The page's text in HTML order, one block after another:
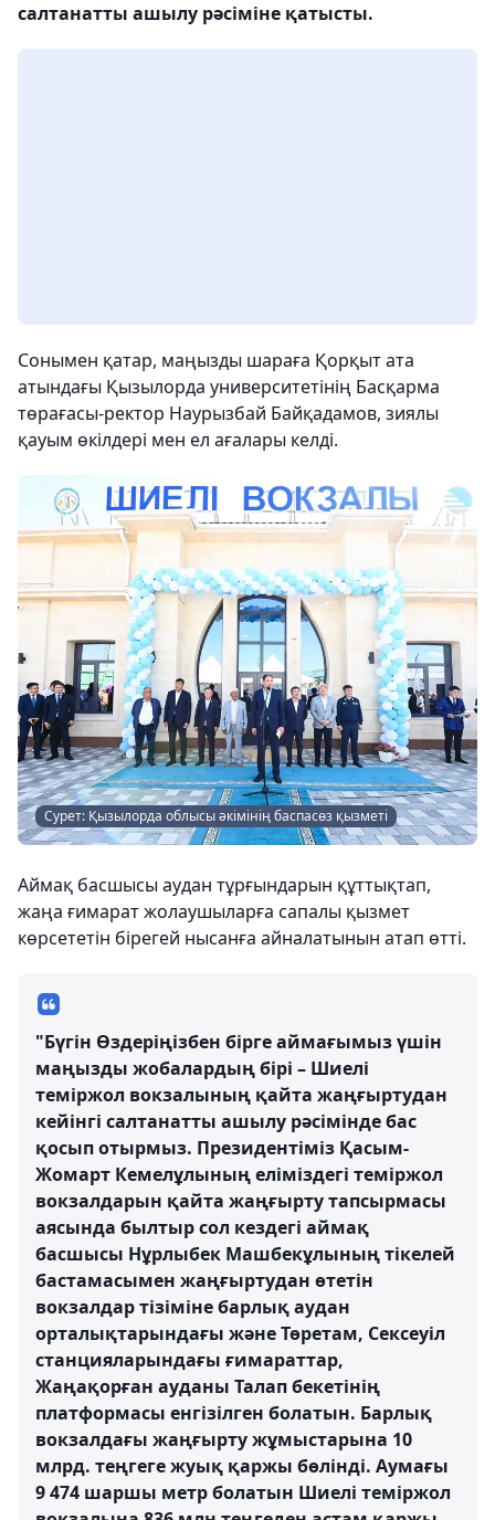
салтанатты ашылу рәсіміне қатысты.
Сонымен қатар, маңызды шараға Қорқыт ата
атындағы Қызылорда университетінің Басқарма
төрағасы-ректор Наурызбай Байқадамов, зиялы
қауым өкілдері мен ел ағалары келді.
Сурет: Қызылорда облысы әкімінің баспасөз қызметі
Аймақ басшысы аудан тұрғындарын құттықтап,
жаңа ғимарат жолаушыларға сапалы қызмет
көрсететін бірегей нысанға айналатынын атап өтті.
"Бүгін Өздеріңізбен бірге аймағымыз үшін
маңызды жобалардың бірі – Шиелі
теміржол вокзалының қайта жаңғыртудан
кейінгі салтанатты ашылу рәсімінде бас
қосып отырмыз. Президентіміз Қасым-
Жомарт Кемелұлының еліміздегі теміржол
вокзалдарын қайта жаңғырту тапсырмасы
аясында былтыр сол кездегі аймақ
басшысы Нұрлыбек Машбекұлының тікелей
бастамасымен жаңғыртудан өтетін
вокзалдар тізіміне барлық аудан
орталықтарындағы және Төретам, Сексеуіл
станцияларындағы ғимараттар,
Жаңақорған ауданы Талап бекетінің
платформасы енгізілген болатын. Барлық
вокзалдағы жаңғырту жұмыстарына 10
млрд. теңгеге жуық қаржы бөлінді. Аумағы
9 474 шаршы метр болатын Шиелі теміржол